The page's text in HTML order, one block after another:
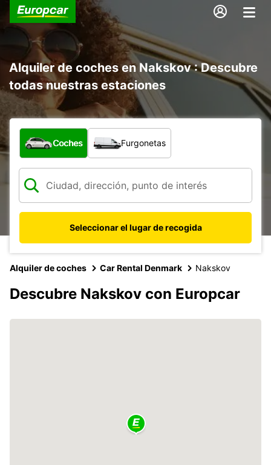
Alquiler de coches en Nakskov : Descubre
todas nuestras estaciones
¿Qué tipo de vehículo?
Coches Furgonetas
Seleccionar el lugar de recogida
Alquiler de coches Car Rental Denmark Nakskov
Descubre Nakskov con Europcar